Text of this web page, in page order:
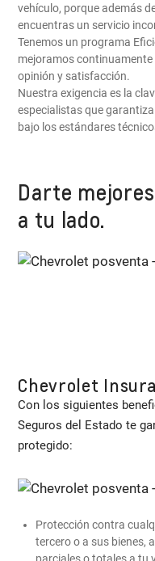
vehículo, porque además
encuentras un servicio
Tenemos un programa
mejoramos
opinión y satisfacción.
Nuestra exigencia es la
especialistas que
bajo los estándares
Darte
a tu lado.
Chevrolet
Con los siguientes
Seguros del Estado te
protegido:
Protección contra
tercero o a sus bienes,
parciales o totales a tu